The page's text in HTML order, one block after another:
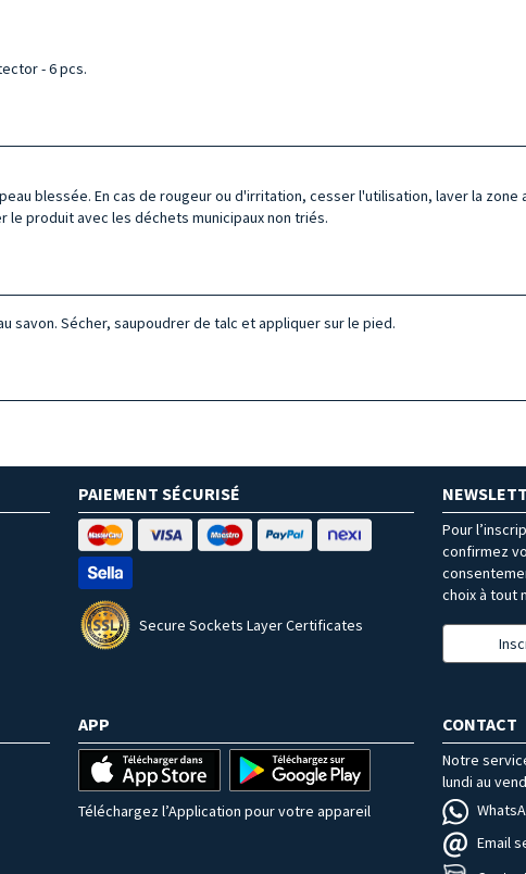
- 6 pcs.
blessée. En cas de rougeur ou d'irritation, cesser l'utilisation, laver la
le produit avec les déchets municipaux non triés.
savon. Sécher, saupoudrer de talc et appliquer sur le pied.
PAIEMENT SÉCURISÉ
Secure Sockets Layer Certificates
Pour
confirmez
choix à tout
APP
Téléchargez l’Application pour votre appareil
CONTACT
Notre
lundi au
Email